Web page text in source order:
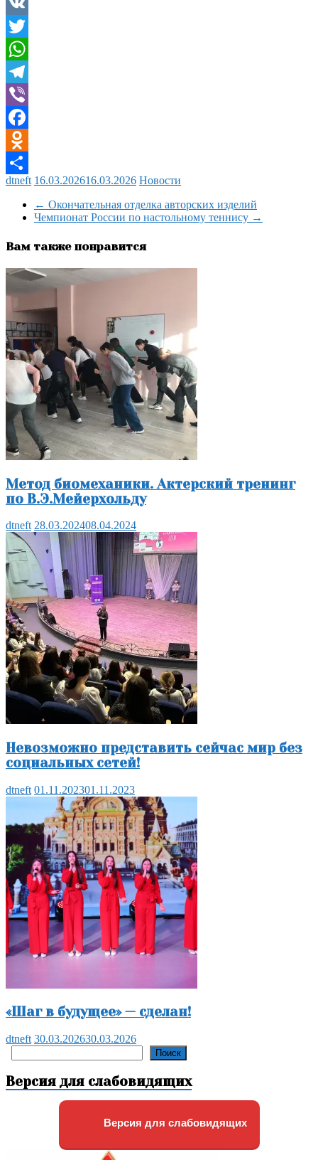
VK
Twitter
WhatsApp
Telegram
Viber
Facebook
Odnoklassniki
Отправить
dtneft 16.03.202616.03.2026 Новости
← Окончательная отделка авторских изделий
Чемпионат России по настольному теннису →
Вам также понравится
Метод биомеханики. Актерский тренинг
по В.Э.Мейерхольду
dtneft 28.03.202408.04.2024
Невозможно представить сейчас мир без
социальных сетей!
dtneft 01.11.202301.11.2023
«Шаг в будущее» — сделан!
dtneft 30.03.202630.03.2026
Поиск
Версия для слабовидящих
Версия для слабовидящих